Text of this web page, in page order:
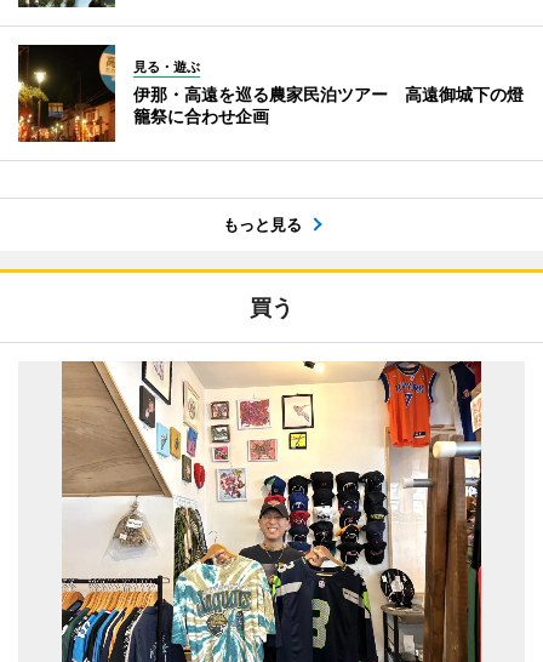
見る・遊ぶ
伊那・高遠を巡る農家民泊ツアー 高遠御城下の燈
籠祭に合わせ企画
もっと見る
買う